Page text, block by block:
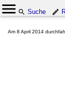
Suche
Am 8 April 2014